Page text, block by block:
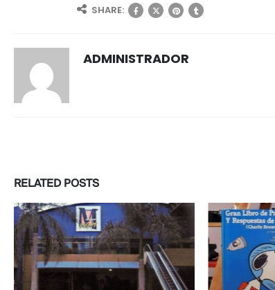
SHARE:
ADMINISTRADOR
RELATED POSTS